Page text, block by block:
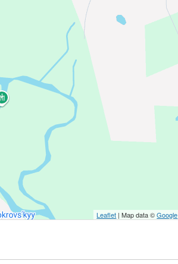
Leaflet | Map data ©Google